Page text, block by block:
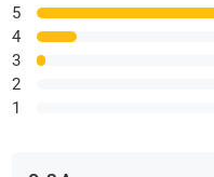
5
4
3
2
1